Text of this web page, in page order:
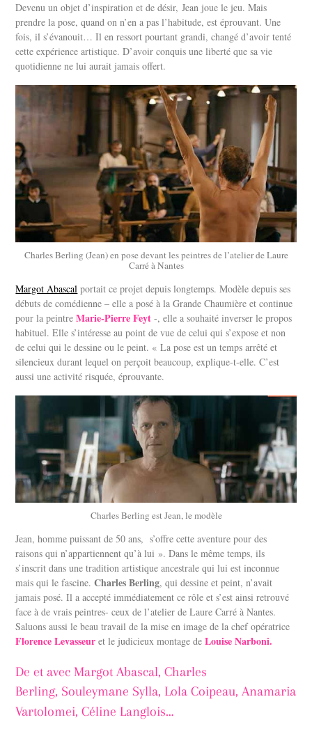
Devenu un objet d’inspiration et de désir, Jean joue le jeu. Mais
prendre la pose, quand on n’en a pas l’habitude, est éprouvant. Une
fois, il s’évanouit… Il en ressort pourtant grandi, changé d’avoir tenté
cette expérience artistique. D’avoir conquis une liberté que sa vie
quotidienne ne lui aurait jamais offert.
Charles Berling (Jean) en pose devant les peintres de l’atelier de Laure
Carré à Nantes
Margot Abascal portait ce projet depuis longtemps. Modèle depuis ses
débuts de comédienne – elle a posé à la Grande Chaumière et continue
pour la peintreMarie-Pierre Feyt -, elle a souhaité inverser le propos
habituel. Elle s’intéresse au point de vue de celui qui s’expose et non
de celui qui le dessine ou le peint. « La pose est un temps arrêté et
silencieux durant lequel on perçoit beaucoup, explique-t-elle. C’est
aussi une activité risquée, éprouvante.
Charles Berling est Jean, le modèle
Jean, homme puissant de 50 ans, s’offre cette aventure pour des
raisons qui n’appartiennent qu’à lui ». Dans le même temps, ils
s’inscrit dans une tradition artistique ancestrale qui lui est inconnue
mais qui le fascine.Charles Berling, qui dessine et peint, n’avait
jamais posé. Il a accepté immédiatement ce rôle et s’est ainsi retrouvé
face à de vrais peintres- ceux de l’atelier de Laure Carré à Nantes.
Saluons aussi le beau travail de la mise en image de la chef opératrice
Florence Levasseur et le judicieux montage deLouise Narboni.
De et avec Margot Abascal, Charles
Berling, Souleymane Sylla, Lola Coipeau, Anamaria
Vartolomei, Céline Langlois…